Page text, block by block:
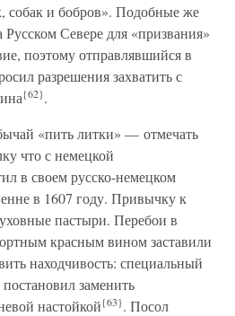
собак и бобров». Подобные же
Севере для «призвания»
поэтому отправлявшийся в
разрешения захватить с
{62}.
«пить литки» — отмечать
что с немецкой
в своем русско-немецком
в 1607 году. Привычку к
пастыри. Перебои в
красным вином заставили
находчивость: специальный
заменить
настойкой{63}. Посол